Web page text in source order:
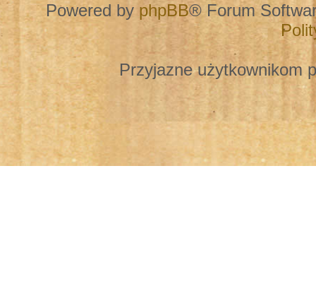
Powered by phpBB® Forum
Przyjazne użytkownikom